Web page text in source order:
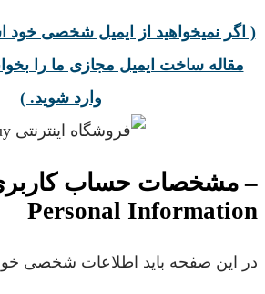
( اگر نمیخواهید از ایمیل شخصی خود
مقاله ساخت ایمیل مجازی ما را
وارد شوید. )
– مشخصات حساب
Personal Information
در این صفحه باید اطلاعات شخصی خود